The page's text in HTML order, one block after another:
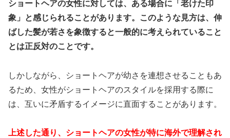
ショートヘアの女性に対しては、ある場合に「老けた印
象」と感じられることがあります。このような見方は、伸
ばした髪が若さを象徴すると一般的に考えられていること
とは正反対のことです。
しかしながら、ショートヘアが幼さを連想させることもあ
るため、女性がショートヘアのスタイルを採用する際に
は、互いに矛盾するイメージに直面することがあります。
上述した通り、ショートヘアの女性が特に海外で理解され